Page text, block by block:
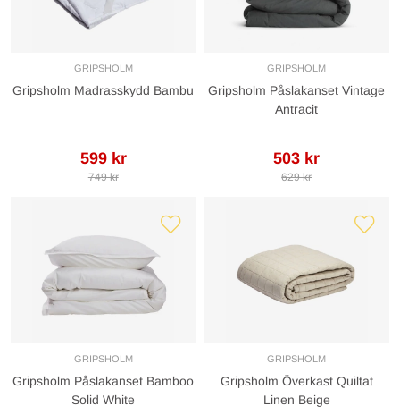
GRIPSHOLM
Gripsholm Madrasskydd Bambu
599 kr
749 kr
GRIPSHOLM
Gripsholm Påslakanset Vintage
Antracit
503 kr
629 kr
GRIPSHOLM
Gripsholm Påslakanset Bamboo
Solid White
GRIPSHOLM
Gripsholm Överkast Quiltat
Linen Beige